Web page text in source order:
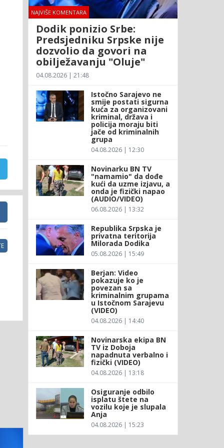
NAJVIŠE KOMENTARA
Dodik ponizio Srbe:
Predsjedniku Srpske nije
dozvolio da govori na
obilježavanju "Oluje"
04.08.2026 | 21:48
Istočno Sarajevo ne
smije postati sigurna
kuća za organizovani
kriminal, država i
policija moraju biti
jače od kriminalnih
grupa
04.08.2026 | 12:30
Novinarku BN TV
"namamio" da dođe
kući da uzme izjavu, a
onda je fizički napao
(AUDIO/VIDEO)
06.08.2026 | 13:32
Republika Srpska je
privatna teritorija
Milorada Dodika
05.08.2026 | 15:49
Berjan: Video
pokazuje ko je
povezan sa
kriminalnim grupama
u Istočnom Sarajevu
(VIDEO)
04.08.2026 | 14:40
Novinarska ekipa BN
TV iz Doboja
napadnuta verbalno i
fizički (VIDEO)
04.08.2026 | 13:18
Osiguranje odbilo
isplatu štete na
vozilu koje je slupala
Anja
04.08.2026 | 15:23